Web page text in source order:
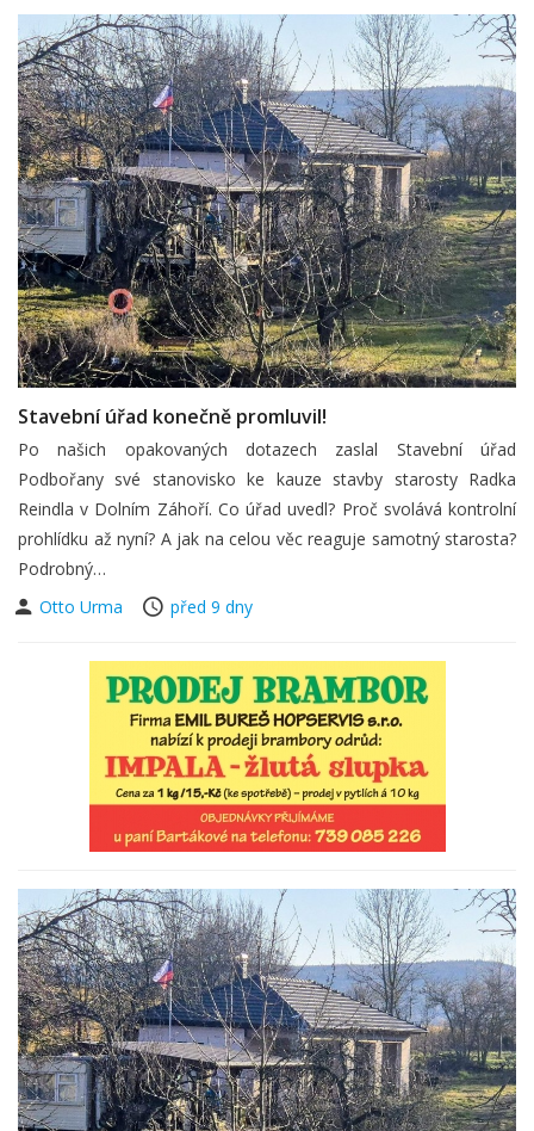
Stavební úřad konečně promluvil!
Po našich opakovaných dotazech zaslal Stavební úřad
Podbořany své stanovisko ke kauze stavby starosty Radka
Reindla v Dolním Záhoří. Co úřad uvedl? Proč svolává kontrolní
prohlídku až nyní? A jak na celou věc reaguje samotný starosta?
Podrobný…
Otto Urma
před 9 dny